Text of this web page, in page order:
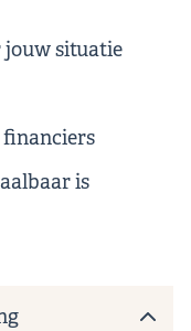
situatie
is